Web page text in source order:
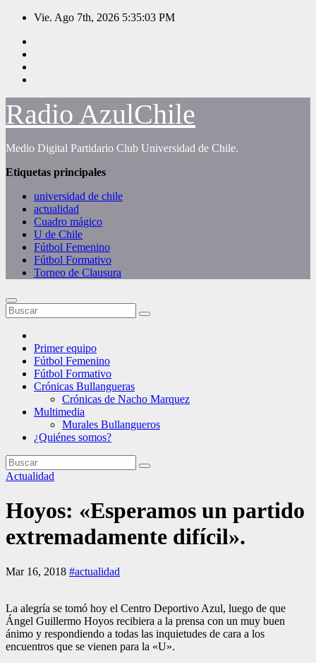
Saltar
contenido
Vie. Ago 7th, 2026 5:35:04 PM
Radio AzulChile
Medio Digital Partidario Club Universidad de Chile.
Etiquetas principales
universidad de chile
actualidad
Cuadro mágico
U de Chile
Fútbol Femenino
Fútbol Formativo
Torneo de Clausura
Primer equipo
Fútbol Femenino
Fútbol Formativo
Crónicas Bullangueras
Crónicas de Nacho Marquez
Multimedia
Murales Bullangueros
¿Quiénes somos?
Actualidad
Hoyos: «Esperamos un partido
extremadamente difícil».
Mar 16, 2018 #actualidad
La alegría se tomó hoy el Centro Deportivo Azul, luego de que
Ángel Guillermo Hoyos recibiera a la prensa con un muy buen
ánimo y respondiendo a todas las inquietudes de cara a los
encuentros que se vienen para la «U».